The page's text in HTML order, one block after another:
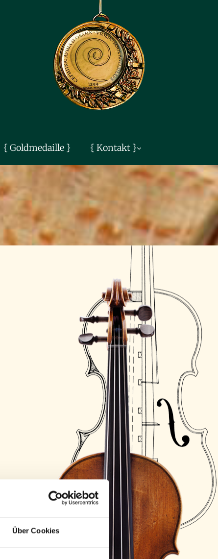
Über Cookies
{ Goldmedaille } { Kontakt }